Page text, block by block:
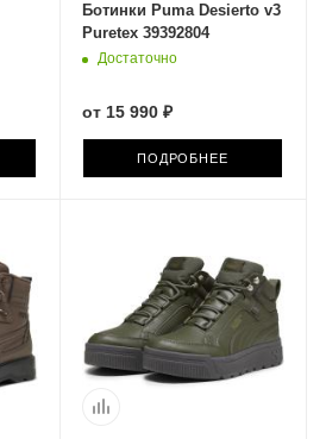
Ботинки Puma Desierto v3
Puretex 39392804
Достаточно
от 15 990 ₽
ПОДРОБНЕЕ